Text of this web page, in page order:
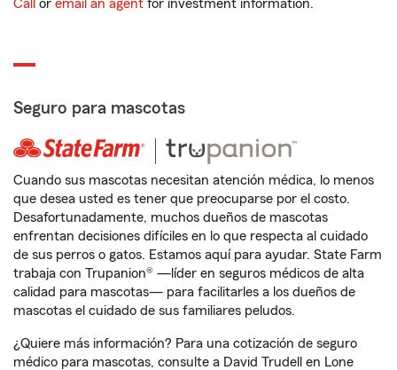
Call or email an agent for investment information.
Seguro para mascotas
Cuando sus mascotas necesitan atención médica, lo menos
que desea usted es tener que preocuparse por el costo.
Desafortunadamente, muchos dueños de mascotas
enfrentan decisiones difíciles en lo que respecta al cuidado
de sus perros o gatos. Estamos aquí para ayudar. State Farm
trabaja con Trupanion® —líder en seguros médicos de alta
calidad para mascotas— para facilitarles a los dueños de
mascotas el cuidado de sus familiares peludos.
¿Quiere más información? Para una cotización de seguro
médico para mascotas, consulte a David Trudell en Lone